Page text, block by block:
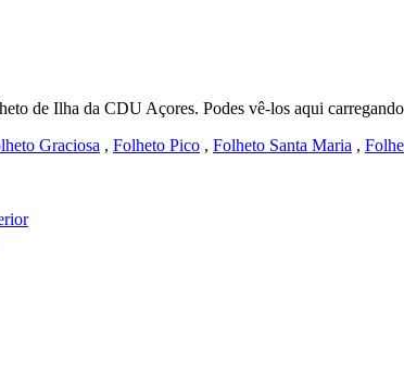
de Ilha da CDU Açores. Podes vê-los aqui
Graciosa , Folheto Pico , Folheto Santa Maria ,